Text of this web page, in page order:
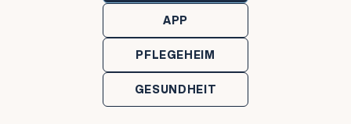
APP
PFLEGEHEIM
GESUNDHEIT